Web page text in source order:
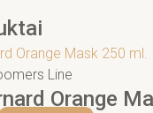
Line
Orange